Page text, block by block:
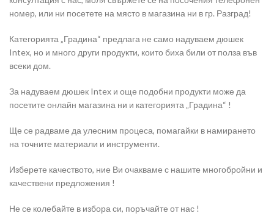
номер, или ни посетете на място в магазина ни в гр. Разград!
Категорията „Градина“ предлага не само надуваем дюшек
Intex, но и много други продукти, които биха били от полза във
всеки дом.
За надуваем дюшек Intex и още подобни продукти може да
посетите онлайн магазина ни и категорията „Градина“ !
Ще се радваме да улесним процеса, помагайки в намирането
на точните материали и инструменти.
Изберете качеството, ние Ви очакваме с нашите многобройни и
качествени предложения !
Не се колебайте в избора си, поръчайте от нас !